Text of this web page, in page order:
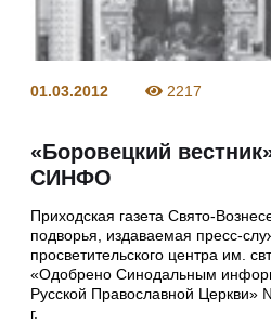
01.03.2012 2217
«Боровецкий
СИНФО
Приходская газета Свято-
подворья, издаваемая пресс-
просветительского центра им.
«Одобрено Синодальным
Русской Православной
г.